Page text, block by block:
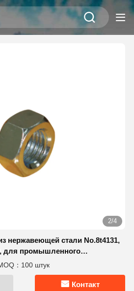
2/4
нержавеющей стали No.8t4131,
для промышленного
：100 штук
Контакт